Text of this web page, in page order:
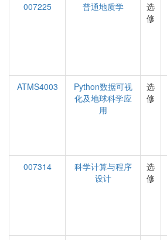
007225
普通地质学
选
修
ATMS4003
Python数据可视
化及地球科学应
用
选
修
007314
科学计算与程序
设计
选
修